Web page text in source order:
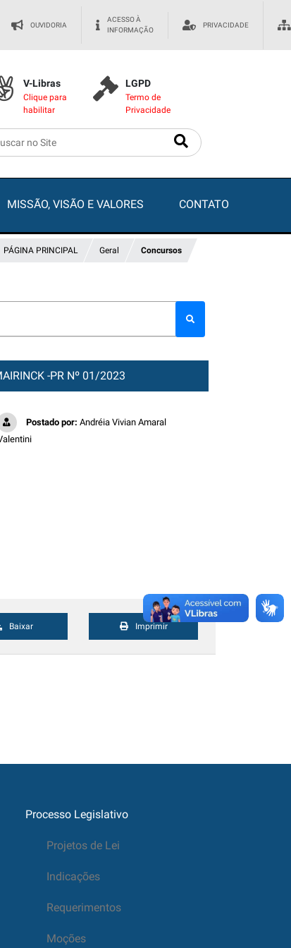
OUVIDORIA
ACESSO À
INFORMAÇÃO
PRIVACIDADE
V-Libras
Clique para
habilitar
LGPD
Termo de
Privacidade
MISSÃO, VISÃO E VALORES CONTATO
PÁGINA PRINCIPAL Geral Concursos
-PR Nº 01/2023
Postado por: Andréia Vivian Amaral
Baixar Imprimir
Processo Legislativo
Projetos de Lei
Indicações
Requerimentos
Moções